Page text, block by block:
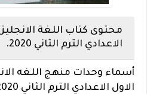
محتوى كتاب اللغة
الاعدادي الترم الثاني 2020.
أسماء وحدات منهج اللغه
الاول الاعدادي الترم الثاني 2020.